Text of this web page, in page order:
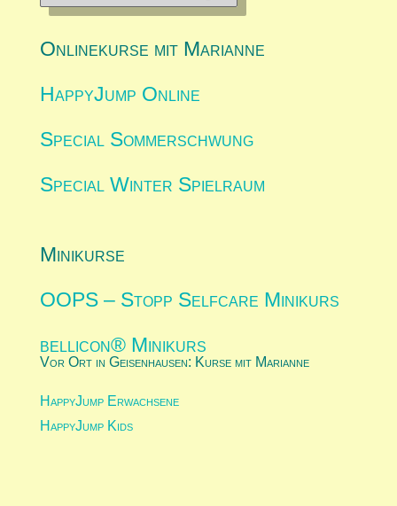
Onlinekurse mit Marianne
HappyJump Online
Special Sommerschwung
Special Winter Spielraum
Minikurse
OOPS – Stopp Selfcare Minikurs
bellicon® Minikurs
Vor Ort in Geisenhausen: Kurse mit Marianne
HappyJump Erwachsene
HappyJump Kids